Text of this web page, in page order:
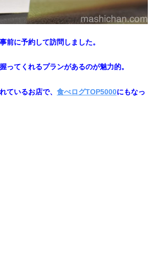
前に予約して訪問しました。
ってくれるプランがあるのが魅力的。
ているお店で、 食べログTOP5000にもなっ